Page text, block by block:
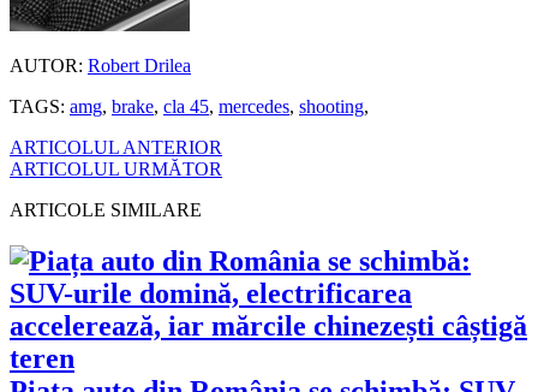
AUTOR: Robert Drilea
TAGS: amg, brake, cla 45, mercedes, shooting,
ARTICOLUL ANTERIOR
ARTICOLUL URMĂTOR
ARTICOLE SIMILARE